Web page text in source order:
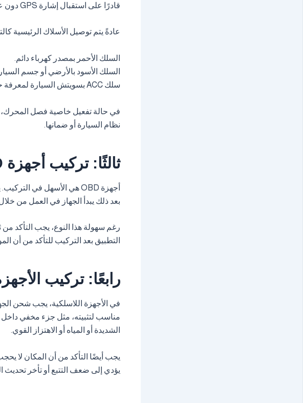
قادرًا على استقبال إشارة GPS دون عوائق معدنية قوية.
عادةً يتم توصيل الأسلاك الرئيسية
السلك الأحمر بمصدر كهرباء دائم.
السلك الأسود بالأرضي أو جسم
سلك ACC بسويتش السيارة لمعرفة حالة التشغيل.
في حالة تفعيل خاصية فصل المحرك،
نظام السيارة أو ضمانها.
ثالثًا: تركيب أجهزة OBD
بعد ذلك يبدأ الجهاز في العمل من
رغم سهولة هذا النوع، يجب التأكد من
التطبيق بعد التركيب للتأكد من أن
رابعًا: تركيب
في الأجهزة اللاسلكية، يجب شحن
مناسب لتثبيته، مثل جزء مخفي داخل
الشديدة أو المياه أو الاهتزاز القوي.
يؤدي إلى ضعف التتبع أو تأخر تحديث